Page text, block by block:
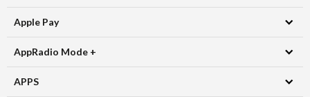
Apple Pay
AppRadio Mode +
APPS